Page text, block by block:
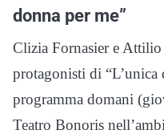
donna per me”
Clizia Fornasier e Attilio
protagonisti di “L’unica
programma domani
Teatro Bonoris